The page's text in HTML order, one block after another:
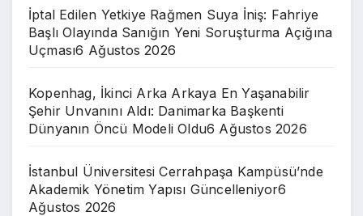
İptal Edilen Yetkiye Rağmen Suya İniş: Fahriye
Başlı Olayında Sanığın Yeni Soruşturma Açığına
Uçması6 Ağustos 2026
Kopenhag, İkinci Arka Arkaya En Yaşanabilir
Şehir Unvanını Aldı: Danimarka Başkenti
Dünyanın Öncü Modeli Oldu6 Ağustos 2026
İstanbul Üniversitesi Cerrahpaşa Kampüsü’nde
Akademik Yönetim Yapısı Güncelleniyor6
Ağustos 2026